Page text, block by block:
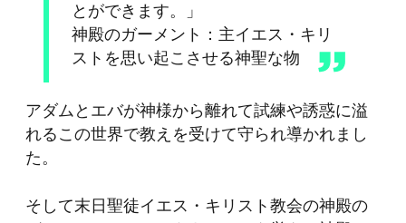
とができます。」
神殿のガーメント：主イエス・キリ
ストを思い起こさせる神聖な物
アダムとエバが神様から離れて試練や誘惑に溢
れるこの世界で教えを受けて守られ導かれまし
た。
そして末日聖徒イエス・キリスト教会の神殿の